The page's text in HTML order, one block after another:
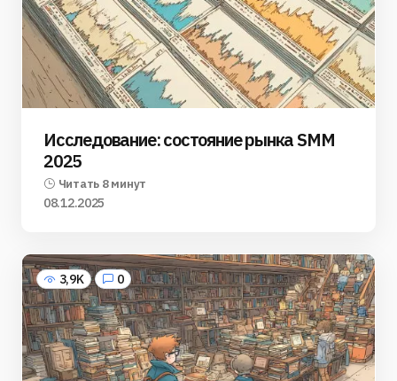
Исследование: состояние рынка SMM
2025
Читать 8 минут
08.12.2025
3,9K 0